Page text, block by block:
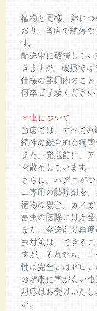
植物と同様、鉢に
おり、当店で納得
す。
配送中に破損して
きますが、破損で
仕様の範囲内のこと
何卒ご了承ください
＊虫について
当店では、すべて
続性の総合的な病害
また、発送前に、
を散布しています。
さらに、ハダニが
ニ専用の防除剤を
植物の場合、カイ
害虫の防除には万全
また、発送前の再度
虫対策は、できる
すが、それでも、
性は完全にはゼロ
の健康に害がない
対応はお受けいた
い。